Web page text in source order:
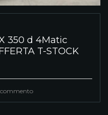
350 d 4Matic
T-STOCK
commento